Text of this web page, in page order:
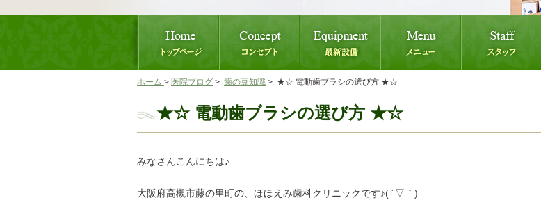
ホーム > 医院ブログ > 歯の豆知識 > ★☆ 電動歯ブラシの選び方 ★☆
★☆ 電動歯ブラシの選び方 ★☆
みなさんこんにちは♪
大阪府高槻市藤の里町の、ほほえみ歯科クリニックです♪( ´▽｀)